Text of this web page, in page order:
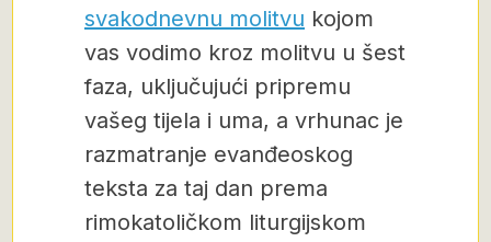
svakodnevnu molitvu kojom
vas vodimo kroz molitvu u šest
faza, uključujući pripremu
vašeg tijela i uma, a vrhunac je
razmatranje evanđeoskog
teksta za taj dan prema
rimokatoličkom liturgijskom